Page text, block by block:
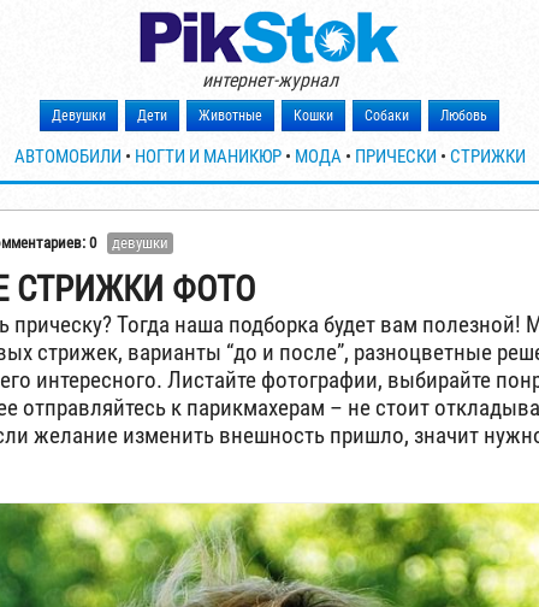
интернет-журнал
Девушки Дети Животные Кошки Собаки Любовь
АВТОМОБИЛИ • НОГТИ И МАНИКЮР• МОДА • ПРИЧЕСКИ • СТРИЖКИ
0 девушки
СТРИЖКИ ФОТО
прическу? Тогда наша подборка будет вам полезной!
стрижек, варианты “до и после”, разноцветные
интересного. Листайте фотографии, выбирайте
отправляйтесь к парикмахерам – не стоит
желание изменить внешность пришло, значит